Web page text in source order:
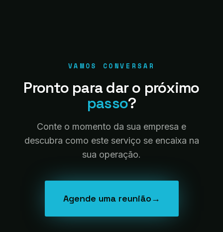
VAMOS CONVERSAR
Pronto para dar o próximo
passo?
Conte o momento da sua empresa e
descubra como este serviço se encaixa na
sua operação.
Agende uma reunião→